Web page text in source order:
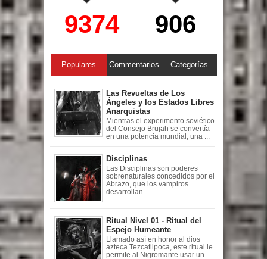
9374 906
Populares Commentarios Categorías
Las Revueltas de Los
Ángeles y los Estados Libres
Anarquistas
Mientras el experimento soviético
del Consejo Brujah se convertía
en una potencia mundial, una ...
Disciplinas
Las Disciplinas son poderes
sobrenaturales concedidos por el
Abrazo, que los vampiros
desarrollan ...
Ritual Nivel 01 - Ritual del
Espejo Humeante
Llamado así en honor al dios
azteca Tezcatlipoca, este ritual le
permite al Nigromante usar un ...